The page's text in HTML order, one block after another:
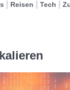
Reisen Tech